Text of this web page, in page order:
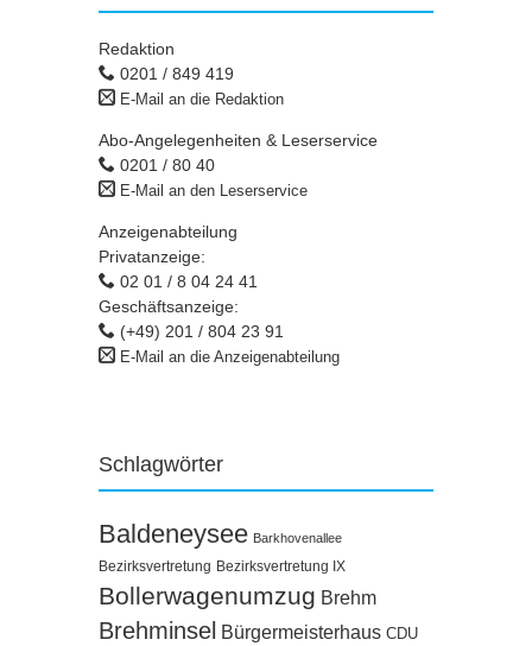
Redaktion
0201 / 849 419
E-Mail an die Redaktion
Abo-Angelegenheiten & Leserservice
0201 / 80 40
E-Mail an den Leserservice
Anzeigenabteilung
Privatanzeige:
02 01 / 8 04 24 41
Geschäftsanzeige:
(+49) 201 / 804 23 91
E-Mail an die Anzeigenabteilung
Schlagwörter
Baldeneysee Barkhovenallee
Bezirksvertretung Bezirksvertretung IX
Bollerwagenumzug Brehm
Brehminsel Bürgermeisterhaus CDU